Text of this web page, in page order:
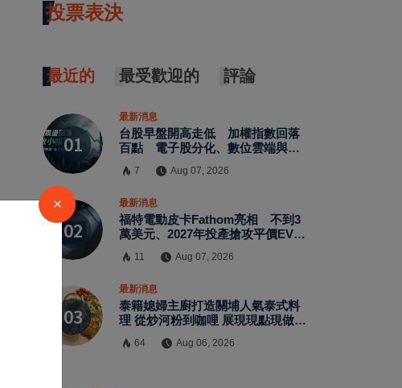
投票表決
最近的 最受歡迎的 評論
最新消息
台股早盤開高走低 加權指數回落
百點 電子股分化、數位雲端與傳
7 Aug 07, 2026
最新消息
福特電動皮卡Fathom亮相 不到3
萬美元、2027年投產搶攻平價EV市
11 Aug 07, 2026
最新消息
泰籍媳婦主廚打造關埔人氣泰式料
理 從炒河粉到咖哩 展現現點現做南
64 Aug 06, 2026
×